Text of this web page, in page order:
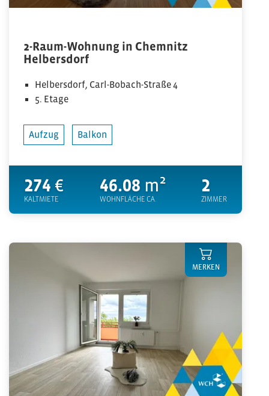
2-Raum-Wohnung in Chemnitz
Helbersdorf
Helbersdorf, Carl-Bobach-Straße 4
5. Etage
Aufzug Balkon
274 €
KALTMIETE
46.08 m²
WOHNFLÄCHE CA.
2
ZIMMER
MERKEN